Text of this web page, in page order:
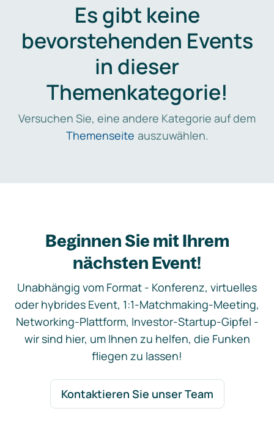
Es gibt keine
bevorstehenden Events
in dieser
Themenkategorie!
Versuchen Sie, eine andere Kategorie auf dem
Themenseite auszuwählen.
Beginnen Sie mit Ihrem
nächsten Event!
Unabhängig vom Format - Konferenz, virtuelles
oder hybrides Event, 1:1-Matchmaking-Meeting,
Networking-Plattform, Investor-Startup-Gipfel -
wir sind hier, um Ihnen zu helfen, die Funken
fliegen zu lassen!
Kontaktieren Sie unser Team